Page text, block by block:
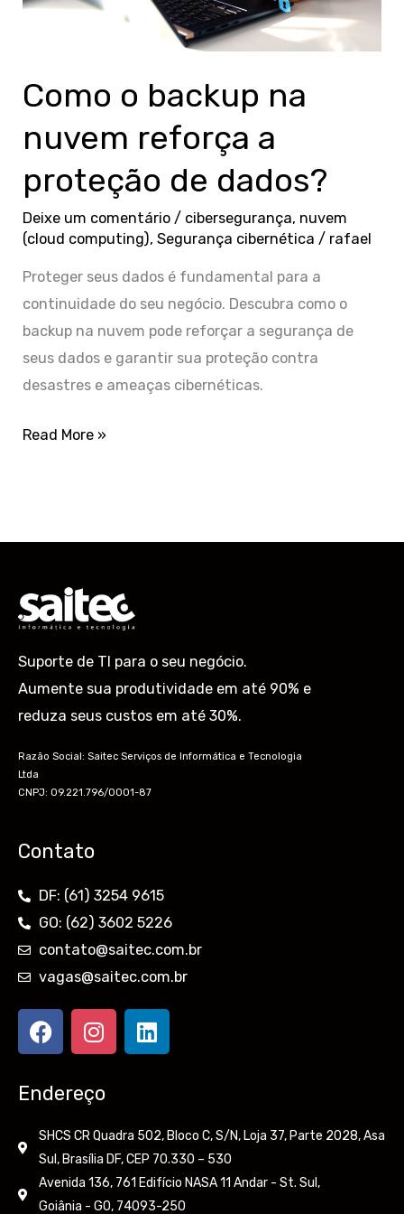
Como o backup na
nuvem reforça a
proteção de dados?
Deixe um comentário / cibersegurança, nuvem
(cloud computing),Segurança cibernética / rafael
Proteger seus dados é fundamental para a
continuidade do seu negócio. Descubra como o
backup na nuvem pode reforçar a segurança de
seus dados e garantir sua proteção contra
desastres e ameaças cibernéticas.
a
dados?
Read More »
Suporte de TI para o seu negócio.
Aumente sua produtividade em até 90% e
reduza seus custos em até 30%.
Razão Social: Saitec Serviços de Informática e Tecnologia
Ltda
CNPJ: 09.221.796/0001-87
Contato
DF: (61) 3254 9615
GO: (62) 3602 5226
contato@saitec.com.br
vagas@saitec.com.br
F
a
e
o
o
k
I
n
t
g
r
a
m
L
i
d
i
n
Endereço
SHCS CR Quadra 502, Bloco C, S/N, Loja 37, Parte 2028, Asa
Sul, Brasília DF, CEP 70.330 – 530
Avenida 136, 761 Edifício NASA 11 Andar - St. Sul,
Goiânia - GO, 74093-250